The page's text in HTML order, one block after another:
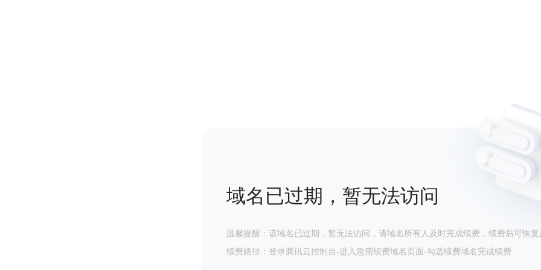
域名已过期，暂无法访问
温馨提醒：该域名已过期，暂无法访问，请域名所有人及时完成续费，续费后可恢复
续费路径：登录腾讯云控制台-进入急需续费域名页面-勾选续费域名完成续费